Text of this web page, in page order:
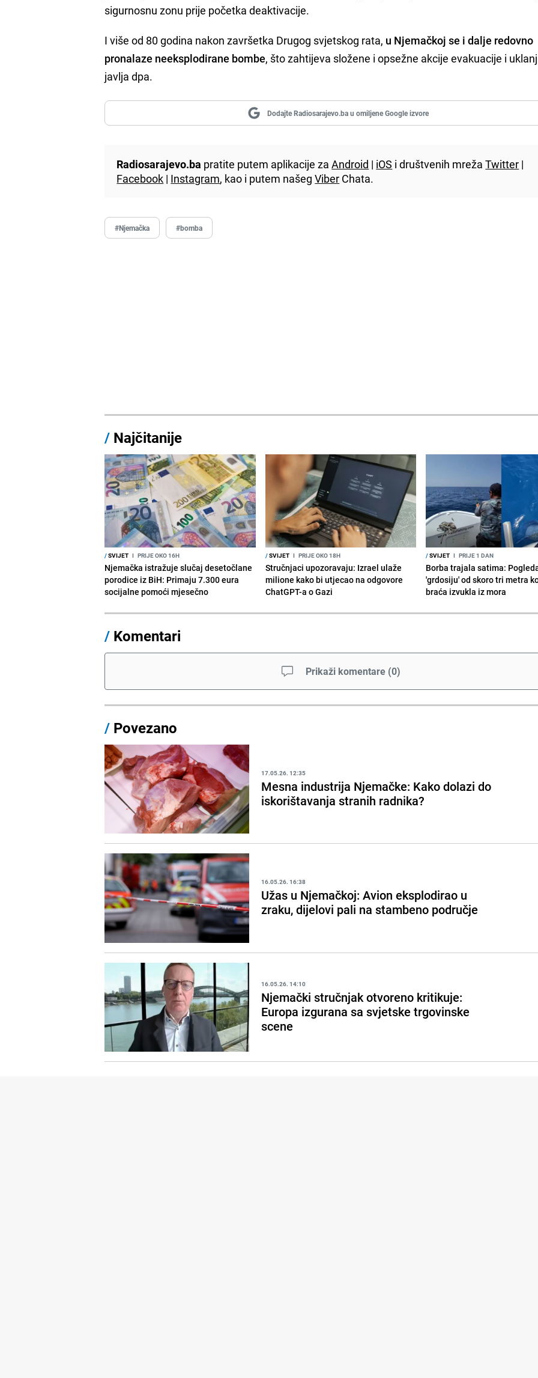
sigurnosnu zonu prije početka deaktivacije.
I više od 80 godina nakon završetka Drugog svjetskog rata, u Njemačkoj se i dalje redovno
pronalaze neeksplodirane bombe, što zahtijeva složene i opsežne akcije evakuacije i
javlja dpa.
Dodajte Radiosarajevo.ba u omiljene Google izvore
Radiosarajevo.ba pratite putem aplikacije zaAndroid | iOS i društvenih mrežaTwitter |
Facebook | Instagram, kao i putem našegViber Chata.
#Njemačka #bomba
/ Najčitanije
/SVIJET I PRIJE OKO 16H
Njemačka istražuje slučaj desetočlane
porodice iz BiH: Primaju 7.300 eura
socijalne pomoći mjesečno
/SVIJET I PRIJE OKO 18H
Stručnjaci upozoravaju: Izrael ulaže
milione kako bi utjecao na odgovore
ChatGPT-a o Gazi
/SVIJET I PRIJE 1 DAN
Borba trajala satima:
'grdosiju' od skoro tri metra
braća izvukla iz mora
/ Komentari
Prikaži komentare (0)
/ Povezano
17.05.26. 12:35
Mesna industrija Njemačke: Kako dolazi do
iskorištavanja stranih radnika?
16.05.26. 16:38
Užas u Njemačkoj: Avion eksplodirao u
zraku, dijelovi pali na stambeno područje
16.05.26. 14:10
Njemački stručnjak otvoreno kritikuje:
Europa izgurana sa svjetske trgovinske
scene